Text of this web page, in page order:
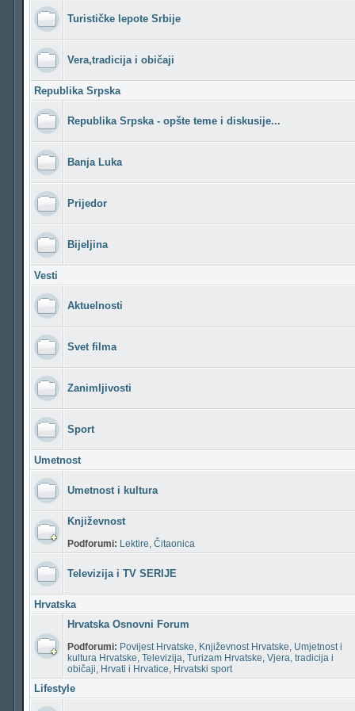
Turističke lepote Srbije
Vera,tradicija i običaji
Republika Srpska
Republika Srpska - opšte teme i diskusije...
Banja Luka
Prijedor
Bijeljina
Vesti
Aktuelnosti
Svet filma
Zanimljivosti
Sport
Umetnost
Umetnost i kultura
Književnost
Podforumi: Lektire, Čitaonica
Televizija i TV SERIJE
Hrvatska
Hrvatska Osnovni Forum
Podforumi: Povijest Hrvatske, Književnost Hrvatske, Umjetnost i
kultura Hrvatske, Televizija, Turizam Hrvatske, Vjera, tradicija i
običaji, Hrvati i Hrvatice, Hrvatski sport
Lifestyle